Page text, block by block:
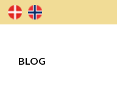
BLOG